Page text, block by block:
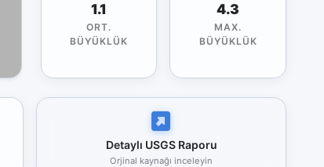
1.1
ORT.
BÜYÜKLÜK
4.3
MAX.
BÜYÜKLÜK
Detaylı USGS Raporu
Orjinal kaynağı inceleyin